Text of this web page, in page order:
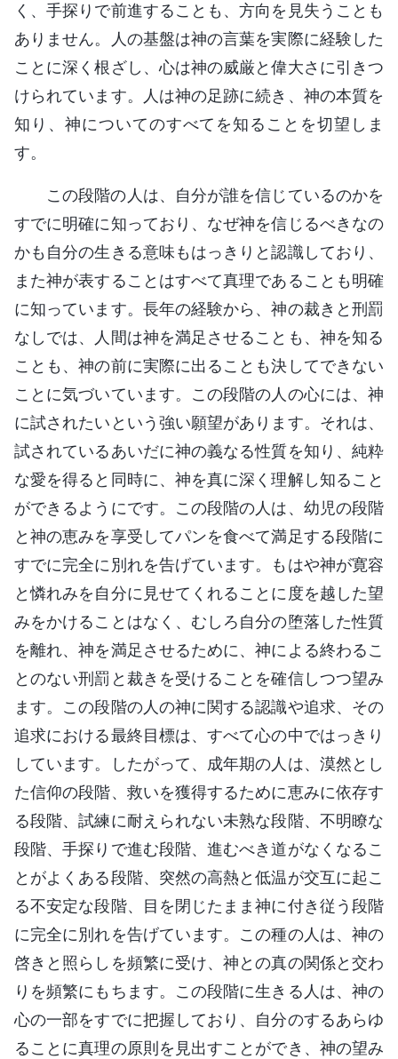
く、手探りで前進することも、方向を見失うことも
ありません。人の基盤は神の言葉を実際に経験した
ことに深く根ざし、心は神の威厳と偉大さに引きつ
けられています。人は神の足跡に続き、神の本質を
知り、神についてのすべてを知ることを切望しま
す。
この段階の人は、自分が誰を信じているのかを
すでに明確に知っており、なぜ神を信じるべきなの
かも自分の生きる意味もはっきりと認識しており、
また神が表することはすべて真理であることも明確
に知っています。長年の経験から、神の裁きと刑罰
なしでは、人間は神を満足させることも、神を知る
ことも、神の前に実際に出ることも決してできない
ことに気づいています。この段階の人の心には、神
に試されたいという強い願望があります。それは、
試されているあいだに神の義なる性質を知り、純粋
な愛を得ると同時に、神を真に深く理解し知ること
ができるようにです。この段階の人は、幼児の段階
と神の恵みを享受してパンを食べて満足する段階に
すでに完全に別れを告げています。もはや神が寛容
と憐れみを自分に見せてくれることに度を越した望
みをかけることはなく、むしろ自分の堕落した性質
を離れ、神を満足させるために、神による終わるこ
とのない刑罰と裁きを受けることを確信しつつ望み
ます。この段階の人の神に関する認識や追求、その
追求における最終目標は、すべて心の中ではっきり
しています。したがって、成年期の人は、漠然とし
た信仰の段階、救いを獲得するために恵みに依存す
る段階、試練に耐えられない未熟な段階、不明瞭な
段階、手探りで進む段階、進むべき道がなくなるこ
とがよくある段階、突然の高熱と低温が交互に起こ
る不安定な段階、目を閉じたまま神に付き従う段階
に完全に別れを告げています。この種の人は、神の
啓きと照らしを頻繁に受け、神との真の関係と交わ
りを頻繁にもちます。この段階に生きる人は、神の
心の一部をすでに把握しており、自分のするあらゆ
ることに真理の原則を見出すことができ、神の望み